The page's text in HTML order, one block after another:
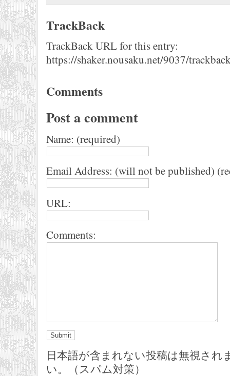
TrackBack
TrackBack URL for this entry:
https://shaker.nousaku.net/9037/
Comments
Post a comment
Name: (required)
Email Address: (will not be published)
URL:
Comments:
日本語が含まれない投稿は無視され
い。（スパム対策）